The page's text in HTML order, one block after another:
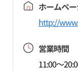
ホームペ
http://
営業時間
11:00～